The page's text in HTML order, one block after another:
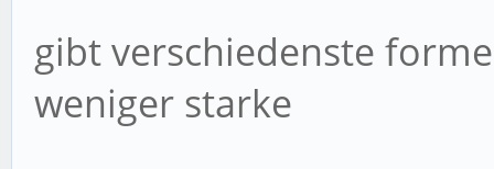
gibt verschiedenste
weniger starke